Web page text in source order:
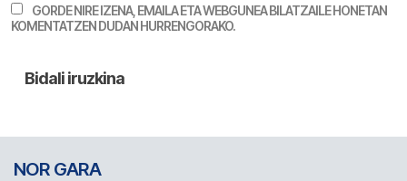
GORDE NIRE IZENA, EMAILA ETA WEBGUNEA BILATZAILE HONETAN
KOMENTATZEN DUDAN HURRENGORAKO.
NOR GARA